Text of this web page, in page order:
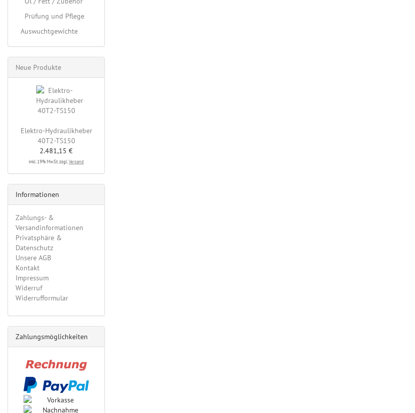
Prüfung und Pflege
Auswuchtgewichte
Neue Produkte
Elektro-Hydraulikheber
40T2-TS150
2.481,15 €
inkl. 19% MwSt. zzgl. Versand
Informationen
Zahlungs- &
Versandinformationen
Privatsphäre &
Datenschutz
Unsere AGB
Kontakt
Impressum
Widerruf
Widerrufformular
Zahlungsmöglichkeiten